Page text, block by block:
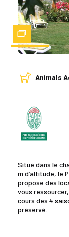
Zoom
Animals
Situé dans le
m d’altitude, le
propose des
vous
cours des 4
préservé.